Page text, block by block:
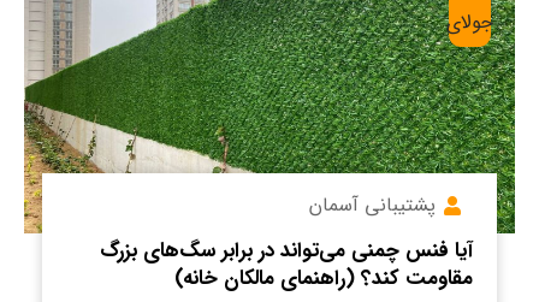
جولای
پشتیبانی آسمان
آیا فنس چمنی می‌تواند در برابر سگ‌های بزرگ
مقاومت کند؟ (راهنمای مالکان خانه)